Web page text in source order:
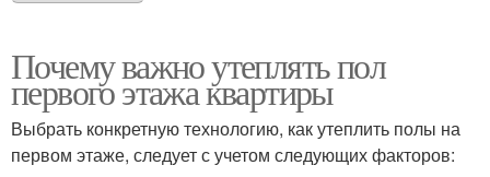
Почему важно утеплять пол
первого этажа квартиры
Выбрать конкретную технологию, как утеплить полы на
первом этаже, следует с учетом следующих факторов: